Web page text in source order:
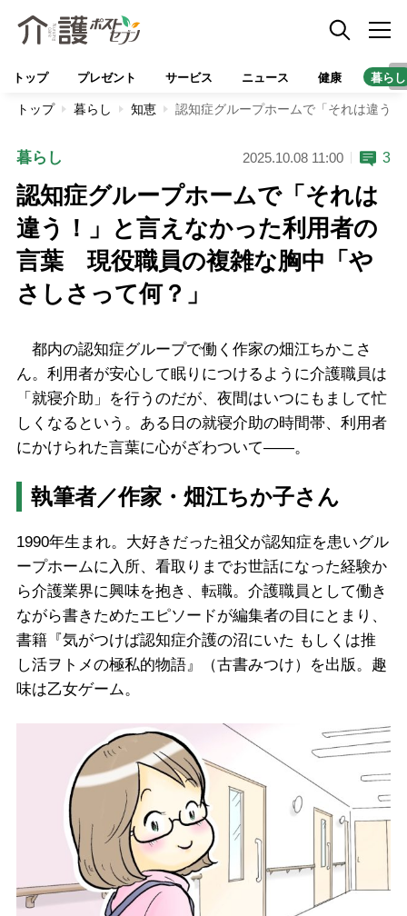
トップ プレゼント サービス ニュース 健康 暮らし
トップ 暮らし 知恵 認知症グループホームで「それは違う
暮らし 2025.10.08 11:00 3
認知症グループホームで「それは
違う！」と言えなかった利用者の
言葉 現役職員の複雑な胸中「や
さしさって何？」
都内の認知症グループで働く作家の畑江ちかこさ
ん。利用者が安心して眠りにつけるように介護職員は
「就寝介助」を行うのだが、夜間はいつにもまして忙
しくなるという。ある日の就寝介助の時間帯、利用者
にかけられた言葉に心がざわついて――。
執筆者／作家・畑江ちか子さん
1990年生まれ。大好きだった祖父が認知症を患いグル
ープホームに入所、看取りまでお世話になった経験か
ら介護業界に興味を抱き、転職。介護職員として働き
ながら書きためたエピソードが編集者の目にとまり、
書籍『気がつけば認知症介護の沼にいた もしくは推
し活ヲトメの極私的物語』（古書みつけ）を出版。趣
味は乙女ゲーム。